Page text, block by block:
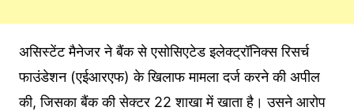
असिस्टेंट मैनेजर ने बैंक से एसोसिएटेड इलेक्ट्रॉनिक्स रिसर्च
फाउंडेशन (एईआरएफ) के खिलाफ मामला दर्ज करने की अपील
की, जिसका बैंक की सेक्टर 22 शाखा में खाता है। उसने आरोप